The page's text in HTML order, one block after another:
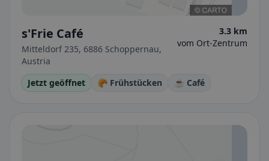
s'Frie Café
Mitteldorf 235, 6886 Schoppernau,
Austria
3.3 km
vom Ort-Zentrum
Jetzt geöffnet 🥐 Frühstücken ☕ Café